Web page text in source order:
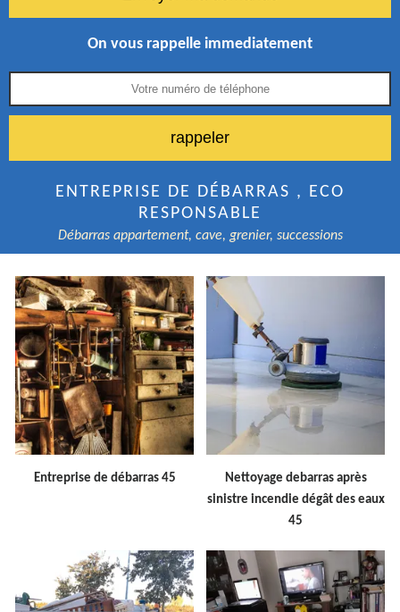
On vous rappelle immediatement
ENTREPRISE DE DÉBARRAS , ECO
RESPONSABLE
Débarras appartement, cave, grenier, successions
Entreprise de débarras 45
Nettoyage debarras après
sinistre incendie dégât des eaux
45